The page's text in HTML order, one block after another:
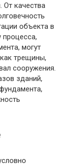
От качества
объекта в
могут
трещины,
сооружения.
зданий,